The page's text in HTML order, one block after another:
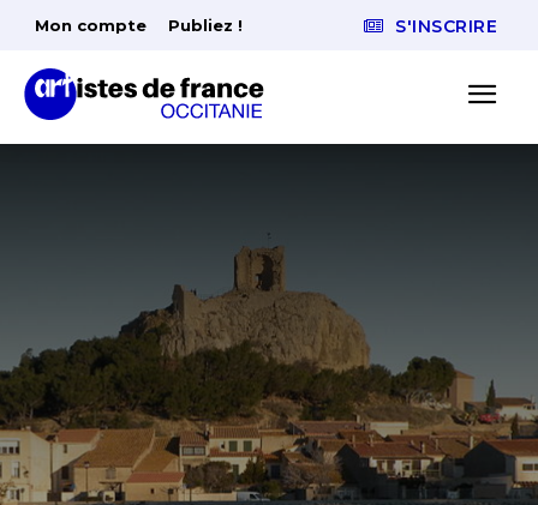
Mon compte Publiez ! S'INSCRIRE